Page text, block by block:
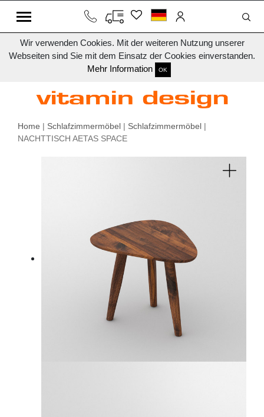
Wir verwenden Cookies. Mit der weiteren Nutzung unserer
Webseiten sind Sie mit dem Einsatz der Cookies einverstanden.
Mehr Information
OK
Home | Schlafzimmermöbel | Schlafzimmermöbel |
NACHTTISCH AETAS SPACE